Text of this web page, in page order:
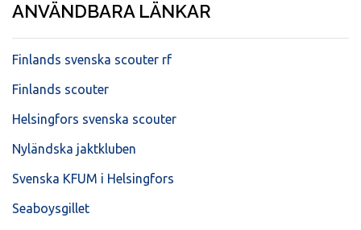
ANVÄNDBARA LÄNKAR
Finlands svenska scouter rf
Finlands scouter
Helsingfors svenska scouter
Nyländska jaktkluben
Svenska KFUM i Helsingfors
Seaboysgillet